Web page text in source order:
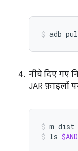
adb
नीचे दिए गए
JAR फ़ाइलों
m dist
ls